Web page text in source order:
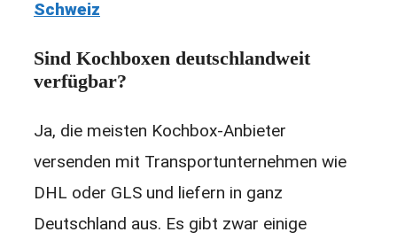
Schweiz
Sind Kochboxen deutschlandweit
verfügbar?
Ja, die meisten Kochbox-Anbieter
versenden mit Transportunternehmen wie
DHL oder GLS und liefern in ganz
Deutschland aus. Es gibt zwar einige